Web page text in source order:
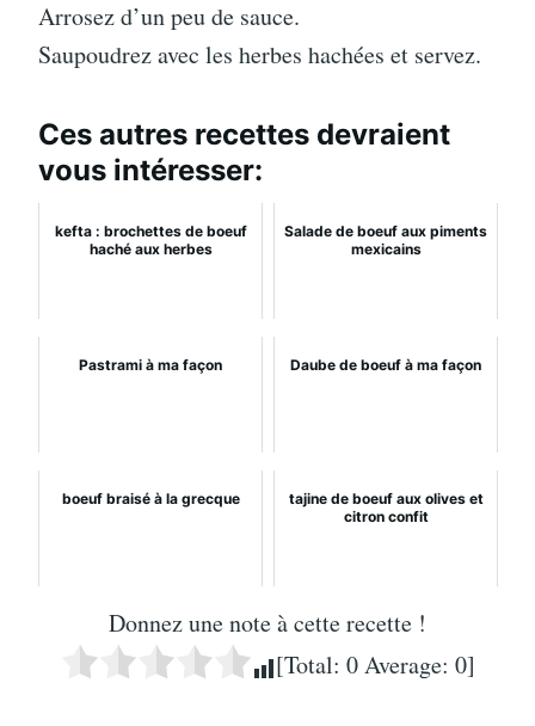
Arrosez d’un peu de sauce.
Saupoudrez avec les herbes hachées et servez.
Ces autres recettes devraient
vous intéresser:
kefta : brochettes de boeuf
haché aux herbes
Salade de boeuf aux piments
mexicains
Pastrami à ma façon Daube de boeuf à ma façon
boeuf braisé à la grecque
tajine de boeuf aux olives et
citron confit
Donnez une note à cette recette !
[Total: 0Average: 0]